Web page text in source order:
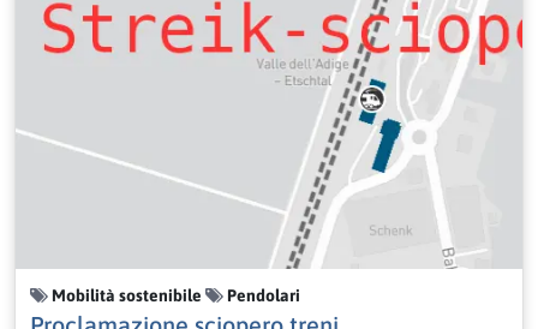
Mobilità sostenibile Pendolari